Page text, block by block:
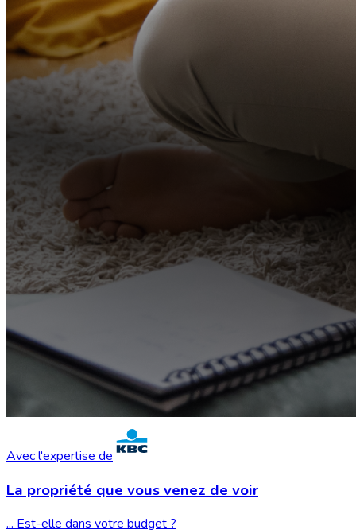
Avec l'expertise de
La propriété que vousvenez de voir
... Est-elle dans votre budget ?